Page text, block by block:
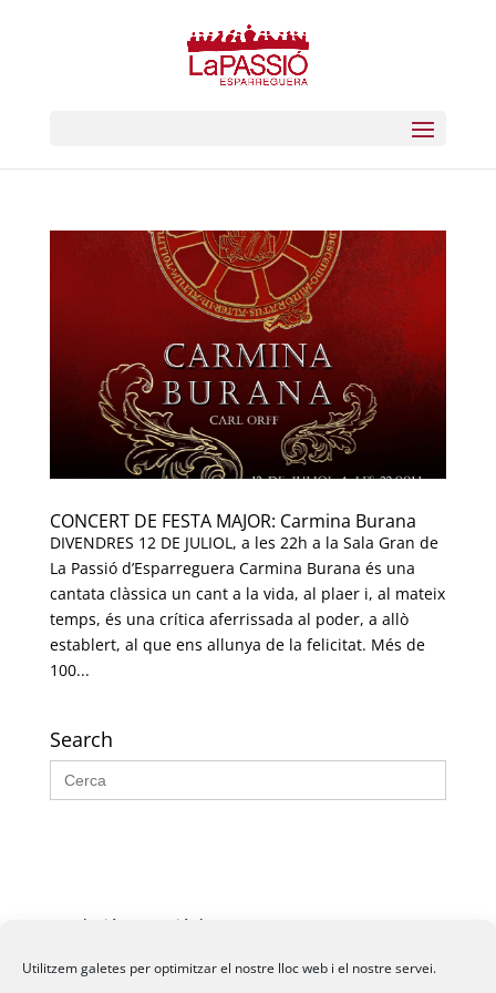
Utilitzem galetes per optimitzar el nostre lloc web i el nostre servei.
CONCERT DE FESTA MAJOR: Carmina Burana
DIVENDRES 12 DE JULIOL, a les 22h a la Sala Gran de
La Passió d’Esparreguera Carmina Burana és una
cantata clàssica un cant a la vida, al plaer i, al mateix
temps, és una crítica aferrissada al poder, a allò
establert, al que ens allunya de la felicitat. Més de
100...
Search
Search
for:
Fundació La Passió d’Esparreguera, 2026